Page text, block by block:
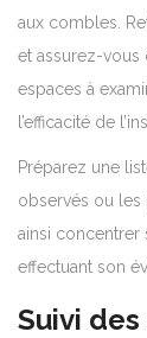
aux combles.
et assurez-vous
espaces à
l’efficacité de
Préparez une
observés ou les
ainsi concentrer
effectuant son
Suivi